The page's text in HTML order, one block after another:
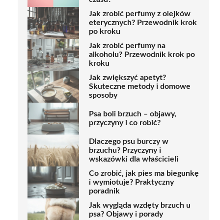
Jak zrobić perfumy z olejków
eterycznych? Przewodnik krok
po kroku
Jak zrobić perfumy na
alkoholu? Przewodnik krok po
kroku
Jak zwiększyć apetyt?
Skuteczne metody i domowe
sposoby
Psa boli brzuch – objawy,
przyczyny i co robić?
Dlaczego psu burczy w
brzuchu? Przyczyny i
wskazówki dla właścicieli
Co zrobić, jak pies ma biegunkę
i wymiotuje? Praktyczny
poradnik
Jak wygląda wzdęty brzuch u
psa? Objawy i porady